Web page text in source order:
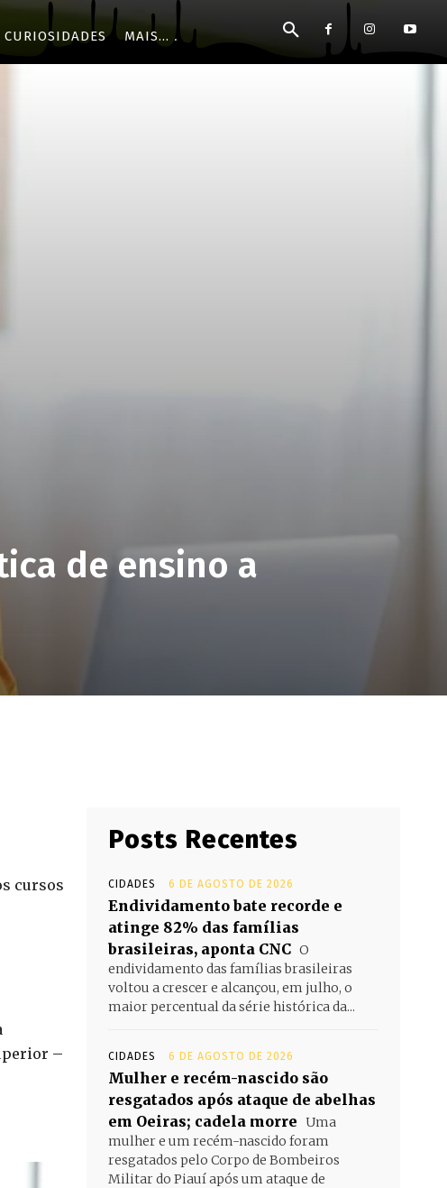
CURIOSIDADES MAIS...
de ensino a
cursos
–
Posts Recentes
CIDADES 6 DE AGOSTO DE 2026
Endividamento bate recorde e
atinge 82% das famílias
brasileiras, aponta CNC O
endividamento das famílias brasileiras
voltou a crescer e alcançou, em julho, o
maior percentual da série histórica da...
CIDADES 6 DE AGOSTO DE 2026
Mulher e recém-nascido são
resgatados após ataque de abelhas
em Oeiras; cadela morre Uma
mulher e um recém-nascido foram
resgatados pelo Corpo de Bombeiros
Militar do Piauí após um ataque de